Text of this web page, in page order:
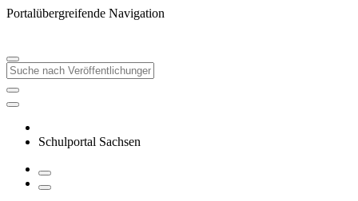
Portalübergreifende Navigation
Schulportal Sachsen